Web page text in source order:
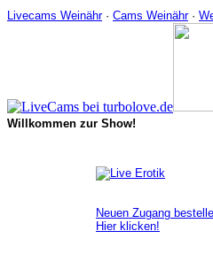
Livecams Weinähr· Cams Weinähr·
Willkommen zur Show!
Neuen Zugang
Hier klicken!